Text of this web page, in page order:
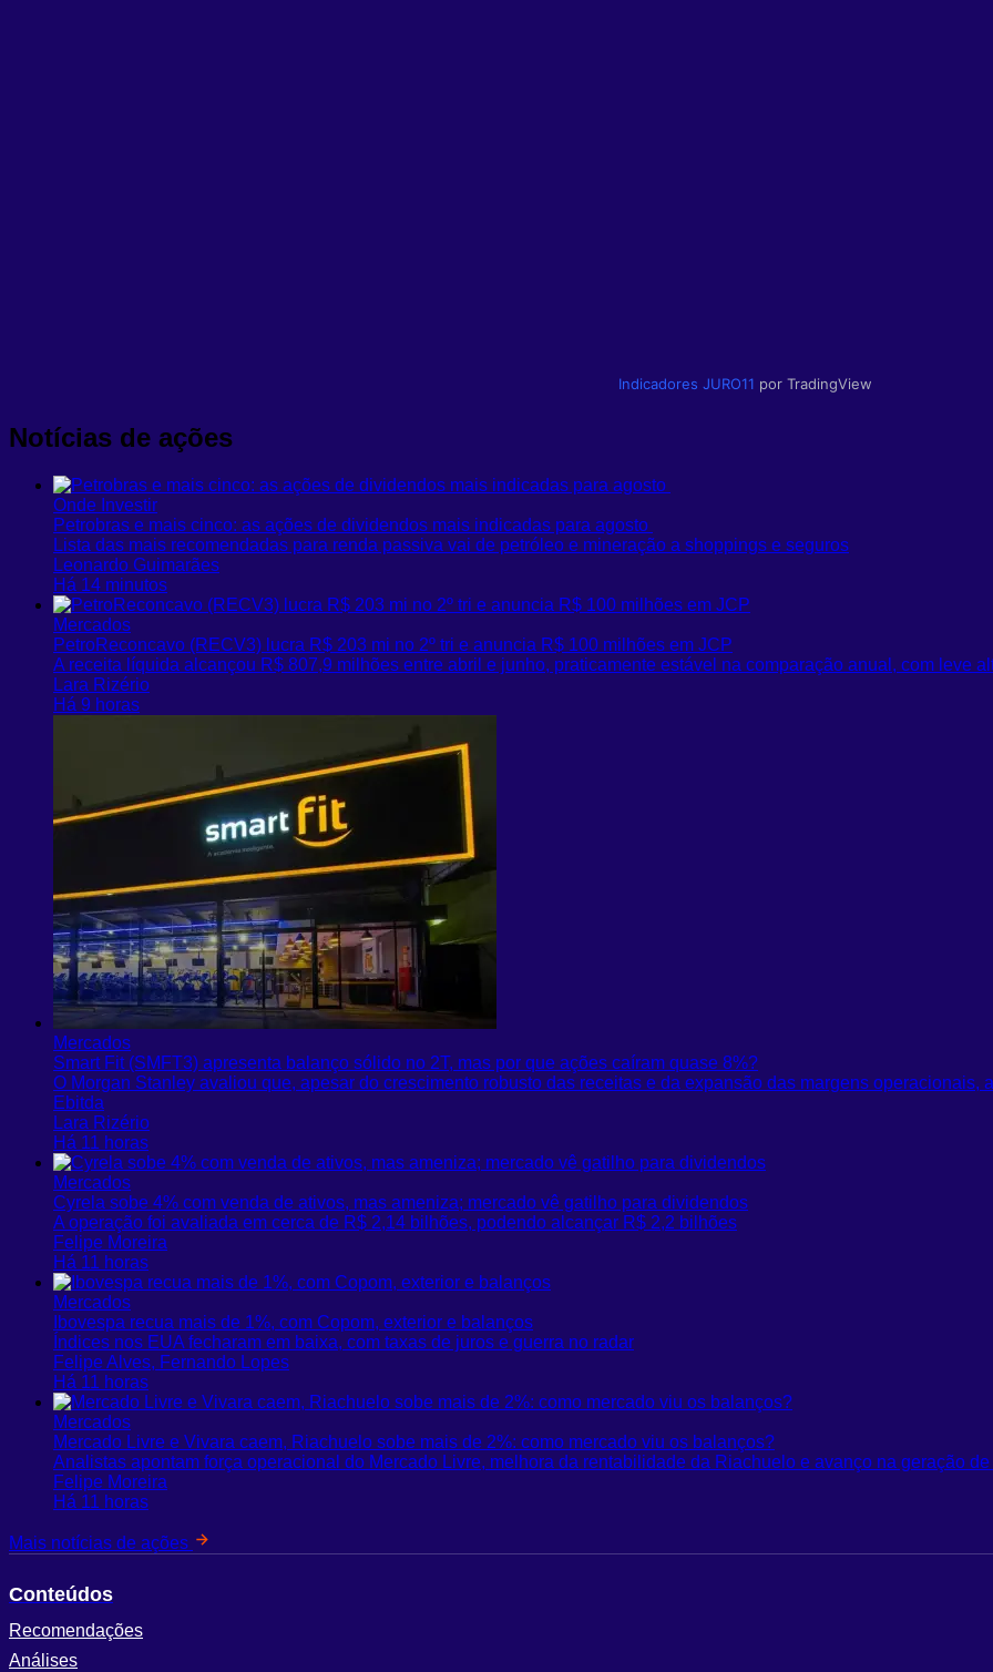
Indicadores JURO11 por TradingView
Notícias de ações
Onde Investir
Petrobras e mais cinco: as ações de dividendos mais indicadas para agosto
Lista das mais recomendadas para renda passiva vai de petróleo e mineração a shoppings e seguros
Leonardo Guimarães
Há 14 minutos
Mercados
PetroReconcavo (RECV3) lucra R$ 203 mi no 2º tri e anuncia R$ 100 milhões em JCP
A receita líquida alcançou R$ 807,9 milhões entre abril e junho, praticamente estável na comparação anual, com leve
Lara Rizério
Há 9 horas
Mercados
Smart Fit (SMFT3) apresenta balanço sólido no 2T, mas por que ações caíram quase 8%?
O Morgan Stanley avaliou que, apesar do crescimento robusto das receitas e da expansão das margens
Ebitda
Lara Rizério
Há 11 horas
Mercados
Cyrela sobe 4% com venda de ativos, mas ameniza; mercado vê gatilho para dividendos
A operação foi avaliada em cerca de R$ 2,14 bilhões, podendo alcançar R$ 2,2 bilhões
Felipe Moreira
Há 11 horas
Mercados
Ibovespa recua mais de 1%, com Copom, exterior e balanços
Índices nos EUA fecharam em baixa, com taxas de juros e guerra no radar
Felipe Alves, Fernando Lopes
Há 11 horas
Mercados
Mercado Livre e Vivara caem, Riachuelo sobe mais de 2%: como mercado viu os balanços?
Analistas apontam força operacional do Mercado Livre, melhora da rentabilidade da Riachuelo e avanço na geração
Felipe Moreira
Há 11 horas
Mais notícias de ações
Conteúdos
Recomendações
Análises